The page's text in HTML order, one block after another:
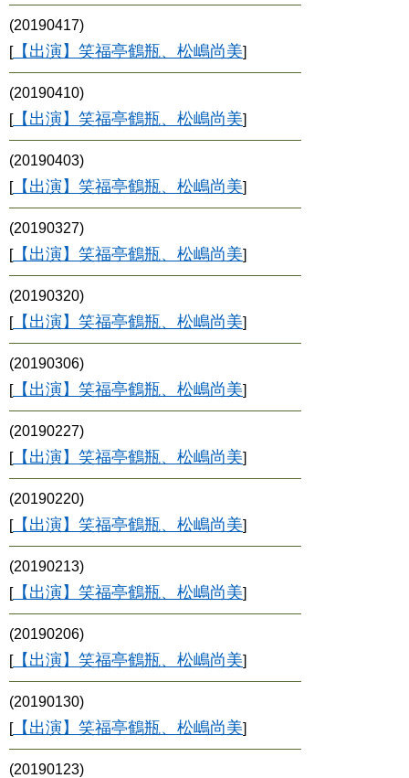
(20190417)
[【出演】笑福亭鶴瓶、松嶋尚美]
(20190410)
[【出演】笑福亭鶴瓶、松嶋尚美]
(20190403)
[【出演】笑福亭鶴瓶、松嶋尚美]
(20190327)
[【出演】笑福亭鶴瓶、松嶋尚美]
(20190320)
[【出演】笑福亭鶴瓶、松嶋尚美]
(20190306)
[【出演】笑福亭鶴瓶、松嶋尚美]
(20190227)
[【出演】笑福亭鶴瓶、松嶋尚美]
(20190220)
[【出演】笑福亭鶴瓶、松嶋尚美]
(20190213)
[【出演】笑福亭鶴瓶、松嶋尚美]
(20190206)
[【出演】笑福亭鶴瓶、松嶋尚美]
(20190130)
[【出演】笑福亭鶴瓶、松嶋尚美]
(20190123)